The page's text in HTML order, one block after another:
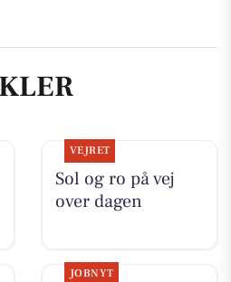
VEJRET
Sol og ro på vej
over dagen
JOBNYT